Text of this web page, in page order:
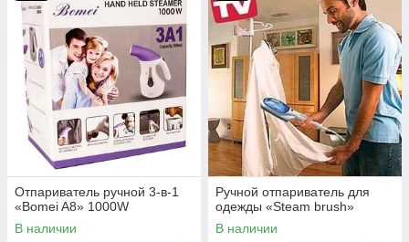
Отпариватель ручной 3-в-1
«Bomei A8» 1000W
В наличии
Ручной отпариватель для
одежды «Steam brush»
В наличии